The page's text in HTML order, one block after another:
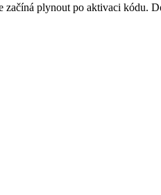
začíná plynout po aktivaci kódu.